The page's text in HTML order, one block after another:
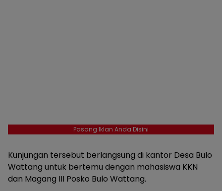
Pasang Iklan Anda Disini
Kunjungan tersebut berlangsung di kantor Desa Bulo
Wattang untuk bertemu dengan mahasiswa KKN
dan Magang III Posko Bulo Wattang.